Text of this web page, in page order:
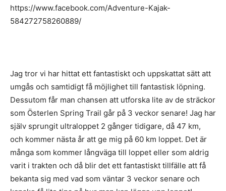
https://www.facebook.com/Adventure-Kajak-
584272758260889/
Jag tror vi har hittat ett fantastiskt och uppskattat sätt att
umgås och samtidigt få möjlighet till fantastisk löpning.
Dessutom får man chansen att utforska lite av de sträckor
som Österlen Spring Trail går på 3 veckor senare! Jag har
själv sprungit ultraloppet 2 gånger tidigare, då 47 km,
och kommer nästa år att ge mig på 60 km loppet. Det är
många som kommer långväga till loppet eller som aldrig
varit i trakten och då blir det ett fantastiskt tillfälle att få
bekanta sig med vad som väntar 3 veckor senare och